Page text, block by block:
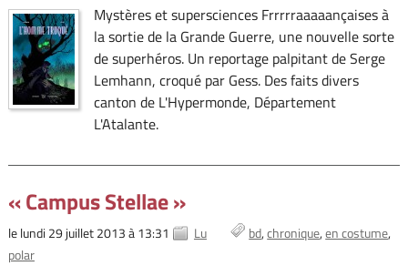
Mystères et supersciences Frrrrraaaaançaises à
la sortie de la Grande Guerre, une nouvelle sorte
de superhéros. Un reportage palpitant de Serge
Lemhann, croqué par Gess. Des faits divers
canton de L'Hypermonde, Département
L'Atalante.
« Campus Stellae »
le lundi 29 juillet 2013 à 13:31 Lu bd chronique en costume
polar